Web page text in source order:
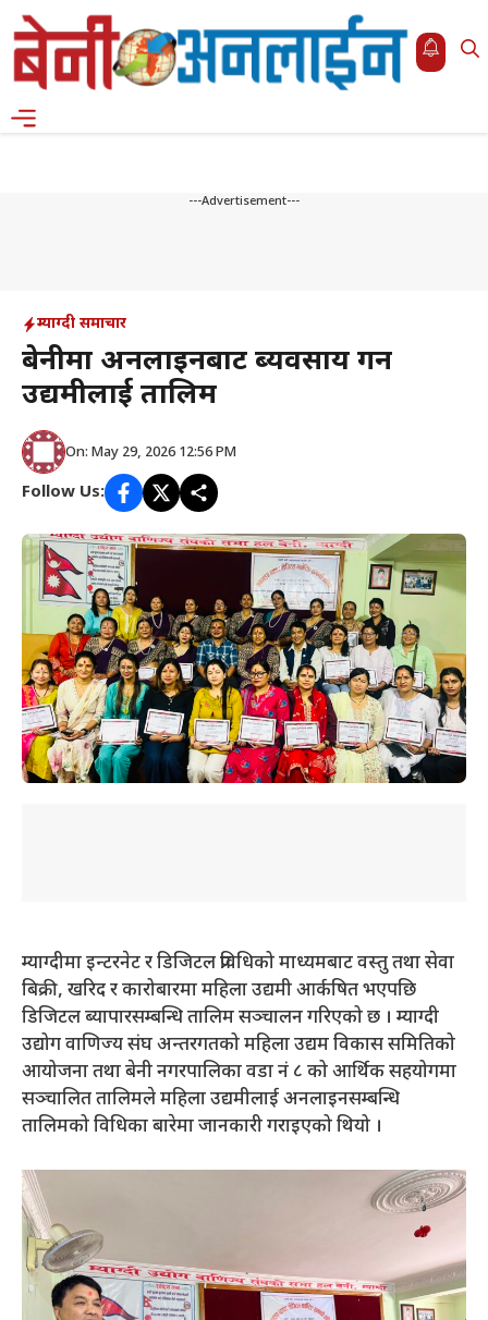
Skip
to
content
---Advertisement---
म्याग्दी समाचार
बेनीमा अनलाइनबाट ब्यवसाय गर्ने
उद्यमीलाई तालिम
On: May 29, 2026 12:56 PM
Follow Us:
म्याग्दीमा इन्टरनेट र डिजिटल प्रविधिको माध्यमबाट वस्तु तथा सेवा
बिक्री, खरिद र कारोबारमा महिला उद्यमी आर्कषित भएपछि
डिजिटल ब्यापारसम्बन्धि तालिम सञ्चालन गरिएको छ । म्याग्दी
उद्योग वाणिज्य संघ अन्तरगतको महिला उद्यम विकास समितिको
आयोजना तथा बेनी नगरपालिका वडा नं ८ को आर्थिक सहयोगमा
सञ्चालित तालिमले महिला उद्यमीलाई अनलाइनसम्बन्धि
तालिमको विधिका बारेमा जानकारी गराइएको थियो ।